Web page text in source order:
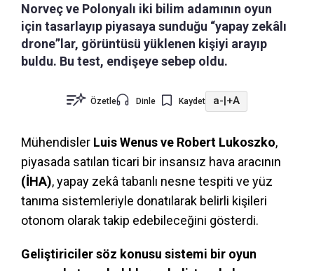
Norveç ve Polonyalı iki bilim adamının oyun
için tasarlayıp piyasaya sunduğu “yapay zekâlı
drone”lar, görüntüsü yüklenen kişiyi arayıp
buldu. Bu test, endişeye sebep oldu.
Özetle Dinle Kaydet a-|+A
Mühendisler Luis Wenus ve Robert Lukoszko,
piyasada satılan ticari bir insansız hava aracının
(İHA), yapay zekâ tabanlı nesne tespiti ve yüz
tanıma sistemleriyle donatılarak belirli kişileri
otonom olarak takip edebileceğini gösterdi.
Geliştiriciler söz konusu sistemi bir oyun